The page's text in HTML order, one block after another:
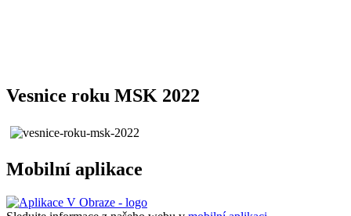
Vesnice roku MSK 2022
Mobilní aplikace